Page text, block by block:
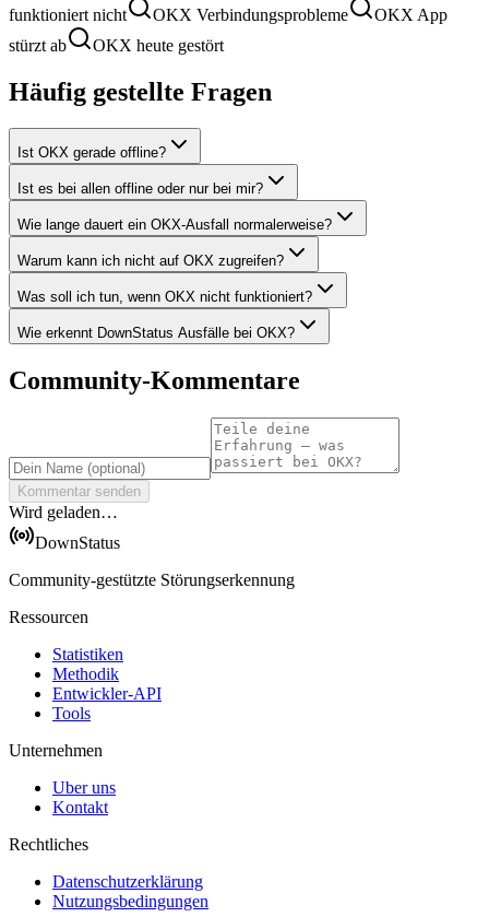
funktioniert nicht
OKX Verbindungsprobleme
OKX App
stürzt ab
OKX heute gestört
Häufig gestellte Fragen
Ist OKX gerade offline?
Ist es bei allen offline oder nur bei mir?
Wie lange dauert ein OKX-Ausfall normalerweise?
Warum kann ich nicht auf OKX zugreifen?
Was soll ich tun, wenn OKX nicht funktioniert?
Wie erkennt DownStatus Ausfälle bei OKX?
Community-Kommentare
Kommentar senden
Wird geladen…
DownStatus
Community-gestützte Störungserkennung
Ressourcen
Statistiken
Methodik
Entwickler-API
Tools
Unternehmen
Uber uns
Kontakt
Rechtliches
Datenschutzerklärung
Nutzungsbedingungen